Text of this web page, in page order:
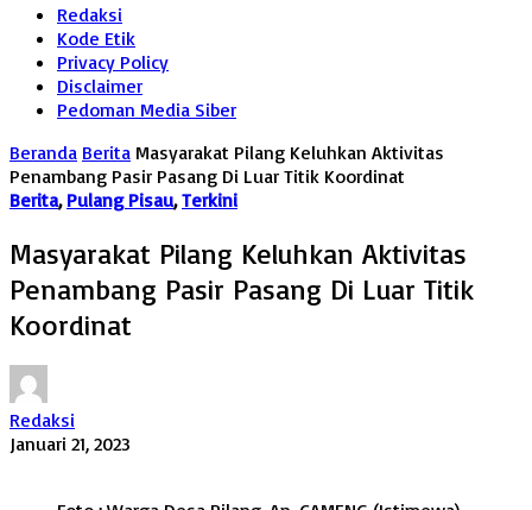
Redaksi
Kode Etik
Privacy Policy
Disclaimer
Pedoman Media Siber
Beranda Berita Masyarakat Pilang Keluhkan Aktivitas
Penambang Pasir Pasang Di Luar Titik Koordinat
Berita, Pulang Pisau,Terkini
Masyarakat Pilang Keluhkan Aktivitas
Penambang Pasir Pasang Di Luar Titik
Koordinat
Redaksi
Januari 21, 2023